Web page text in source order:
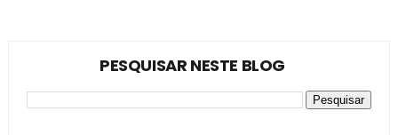
PESQUISAR NESTE BLOG